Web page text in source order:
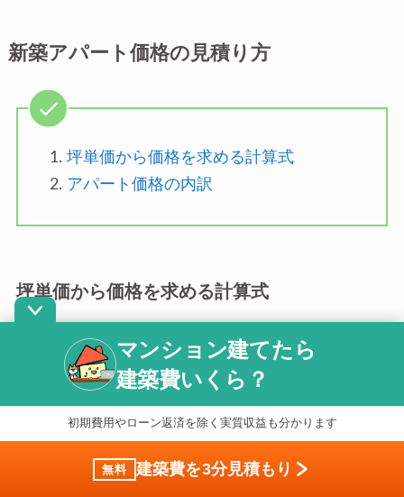
新築アパート価格の見積り方
坪単価から価格を求める計算式
アパート価格の内訳
坪単価から価格を求める計算式
アパートの価格は、次の式で求めることができま
アパートの価格＝坪単価×延床面積
マンション建てたら
建築費いくら？
初期費用やローン返済を除く実質収益も分かります
無料 建築費を3分見積もり